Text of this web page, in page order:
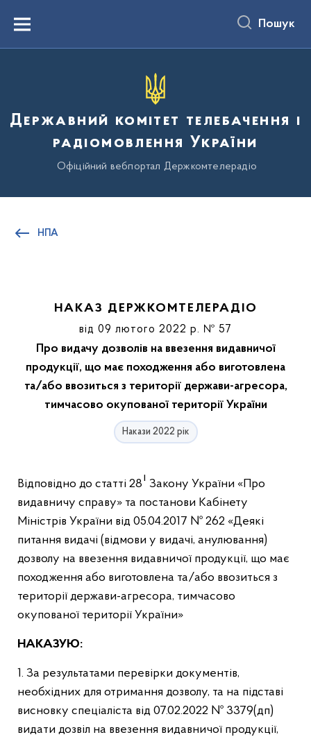
вмістуMenu Пошук
Державний комітет телебачення і
радіомовлення України
Офіційний вебпортал Держкомтелерадіо
НПА
НАКАЗ ДЕРЖКОМТЕЛЕРАДІО
від 09 лютого 2022 р. № 57
Про видачу дозволів на ввезення видавничої
продукції, що має походження або виготовлена
та/або ввозиться з території держави-агресора,
тимчасово окупованої території України
Накази 2022 рік
Відповідно до статті 281 Закону України «Про
видавничу справу» та постанови Кабінету
Міністрів України від 05.04.2017 № 262 «Деякі
питання видачі (відмови у видачі, анулювання)
дозволу на ввезення видавничої продукції, що має
походження або виготовлена та/або ввозиться з
території держави-агресора, тимчасово
окупованої території України»
НАКАЗУЮ:
1. За результатами перевірки документів,
необхідних для отримання дозволу, та на підставі
висновку спеціаліста від 07.02.2022 № 3379(дп)
видати дозвіл на ввезення видавничої продукції,